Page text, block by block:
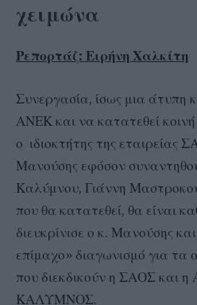
χειμώνα
Ρεπορτάζ: Ειρήνη Χαλκίτη
Συνεργασία, ίσως μια άτυπη
ΑΝΕΚ και να κατατεθεί
ο ιδιοκτήτης της
Μανούσης εφόσον
Καλύμνου, Γιάννη
που θα κατατεθεί, θα είναι
διευκρίνισε ο κ. Μανούσης
επίμαχο» διαγωνισμό για τα
που διεκδικούν η ΣΑΟΣ και
ΚΑΛΥΜΝΟΣ.